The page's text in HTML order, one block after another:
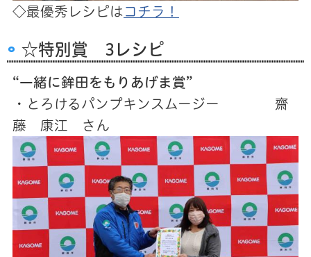
◇最優秀レシピは コチラ！
☆特別賞 3レシピ
“一緒に鉾田をもりあげま賞”
・とろけるパンプキンスムージー 齋
藤 康江 さん